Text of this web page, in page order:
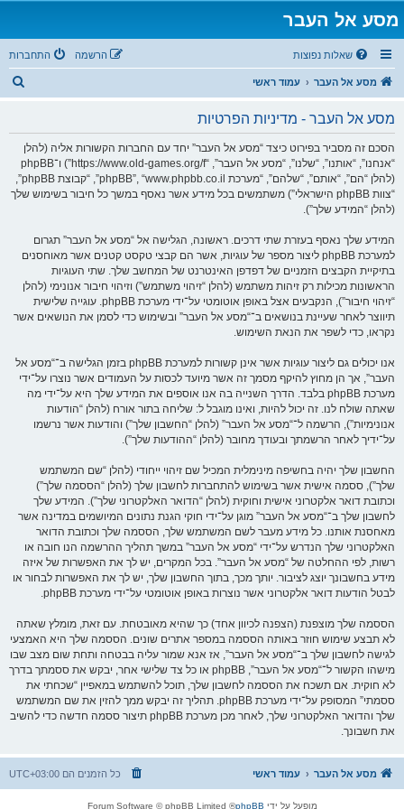
מסע אל העבר
שאלות נפוצות התחברות הרשמה
מסע אל העבר עמוד ראשי
מסע אל העבר - מדיניות הפרטיות
הסכם זה מסביר בפירוט כיצד “מסע אל העבר” יחד עם החברות הקשורות אליה (להלן
“אנחנו”, “אותנו”, “שלנו”, “מסע אל העבר”, “https://www.old-games.org/f”) ו־phpBB
(להלן “הם”, “אותם”, “שלהם”, “מערכת phpBB”, “www.phpbb.co.il”, “קבוצת phpBB”,
“צוות phpBB הישראלי”) משתמשים בכל מידע אשר נאסף במשך כל חיבור בשימוש שלך
(להלן “המידע שלך”).
המידע שלך נאסף בעזרת שתי דרכים. ראשונה, הגלישה אל “מסע אל העבר” תגרום
למערכת phpBB ליצור מספר של עוגיות, אשר הם קבצי טקסט קטנים אשר מאוחסנים
בתיקיית הקבצים הזמניים של דפדפן האינטרנט של המחשב שלך. שתי העוגיות
הראשונות מכילות רק זיהות משתמש (להלן “זיהוי משתמש”) וזיהוי חיבור אנונימי (להלן
“זיהוי חיבור”), הנקבעים אצל באופן אוטומטי על־ידי מערכת phpBB. עוגייה שלישית
תיווצר לאחר שעיינת בנושאים ב־“מסע אל העבר” ובשימוש כדי לסמן את הנושאים אשר
נקראו, כדי לשפר את הנאת השימוש.
אנו יכולים גם ליצור עוגיות אשר אינן קשורות למערכת phpBB בזמן הגלישה ב־“מסע אל
העבר”, אך הן מחוץ להיקף מסמך זה אשר מיועד לכסות על העמודים אשר נוצרו על־ידי
מערכת phpBB בלבד. הדרך השנייה בה אנו אוספים את המידע שלך היא על־ידי מה
שאתה שולח לנו. זה יכול להיות, ואינו מוגבל ל: שליחה בתור אורח (להלן “הודעות
אנונימיות”), הרשמה ל־“מסע אל העבר” (להלן “החשבון שלך”) והודעות אשר נרשמו
על־ידיך לאחר הרשמתך ובעודך מחובר (להלן “ההודעות שלך”).
החשבון שלך יהיה בחשיפה מינימלית המכיל שם זיהוי ייחודי (להלן “שם המשתמש
שלך”), ססמה אישית אשר בשימוש להתחברות לחשבון שלך (להלן “הססמה שלך”)
וכתובת דואר אלקטרוני אישית וחוקית (להלן “הדואר האלקטרוני שלך”). המידע שלך
לחשבון שלך ב־“מסע אל העבר” מוגן על־ידי חוקי הגנת נתונים המיושמים במדינה אשר
מאחסנת אותנו. כל מידע מעבר לשם המשתמש שלך, הססמה שלך וכתובת הדואר
האלקטרוני שלך הנדרש על־ידי “מסע אל העבר” במשך תהליך ההרשמה הנו חובה או
רשות, לפי ההחלטה של “מסע אל העבר”. בכל המקרים, יש לך את האפשרות של איזה
מידע בחשבונך יוצג לציבור. יותך מכך, בתוך החשבון שלך, יש לך את האפשרות לבחור או
לבטל הודעות דואר אלקטרוני אשר נוצרות באופן אוטומטי על־ידי מערכת phpBB.
הססמה שלך מוצפנת (הצפנה לכיוון אחד) כך שהיא מאובטחת. עם זאת, מומלץ שאתה
לא תבצע שימוש חוזר באותה הססמה במספר אתרים שונים. הססמה שלך היא האמצעי
לגישה לחשבון שלך ב־“מסע אל העבר”, אז אנא שמור עליה בבטחה ותחת שום מצב שבו
מישהו הקשור ל־“מסע אל העבר”, phpBB או כל צד שלישי אחר, יבקש את ססמתך בדרך
לא חוקית. אם תשכח את הססמה לחשבון שלך, תוכל להשתמש במאפיין “שכחתי את
ססמתי” המסופק על־ידי מערכת phpBB. תהליך זה יבקש ממך להזין את שם המשתמש
שלך והדואר האלקטרוני שלך, לאחר מכן מערכת phpBB תיצור ססמה חדשה כדי להשיב
את חשבונך.
מסע אל העבר עמוד ראשי כל הזמנים הם UTC+03:00
מופעל על ידי phpBB
® Forum Software © phpBB Limited